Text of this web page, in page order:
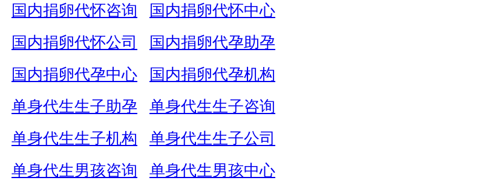
国内捐卵代怀咨询
国内捐卵代怀中心
国内捐卵代怀公司
国内捐卵代孕助孕
国内捐卵代孕中心
国内捐卵代孕机构
单身代生生子助孕
单身代生生子咨询
单身代生生子机构
单身代生生子公司
单身代生男孩咨询
单身代生男孩中心